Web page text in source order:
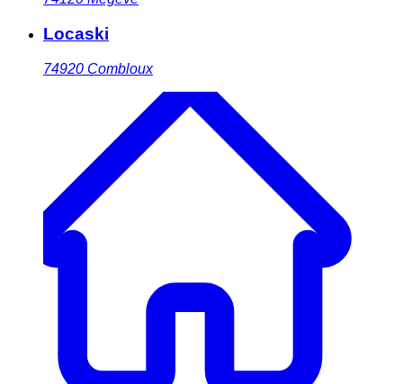
Locaski
74920 Combloux